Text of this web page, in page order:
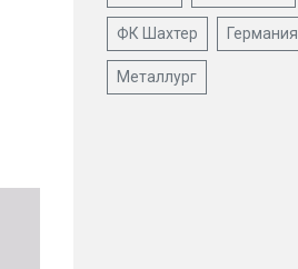
ФК Шахтер Германия
Металлург